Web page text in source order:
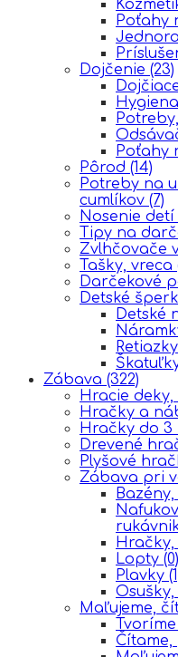
Poťahy
Dojčenie (23)
Poťahy
Pôrod (14)
Potreby na
cumlíkov (7)
Nosenie detí
Tipy na
Zvlhčovače
Tašky, vreca
Darčekové
Detské
Detské
Retiazky
Zábava (322)
Hracie
Hračky a
Hračky do 3
Drevené
Plyšové
Zábava pri
Lopty (0)
Plavky
Maľujeme,
Tvoríme